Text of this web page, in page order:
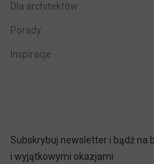
Dla architektów
Porady
Inspiracje
Subskrybuj newsletter i bądź na
i wyjątkowymi okazjami